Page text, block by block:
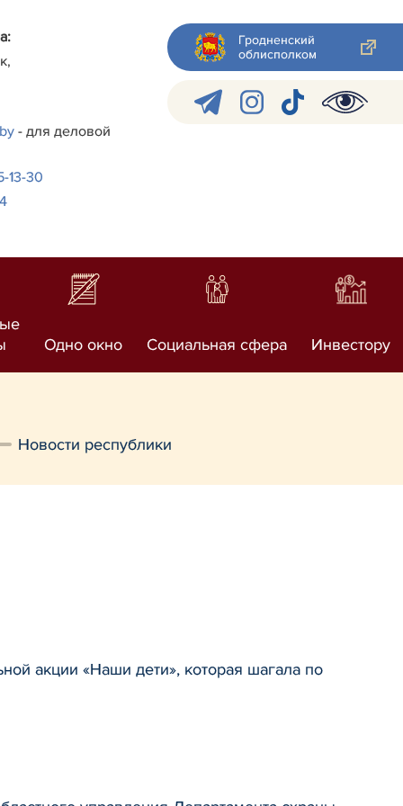
- для деловой
13-30
Гродненский
облисполком
Одно окно Социальная сфера Инвестору
Новости республики
акции «Наши дети», которая шагала по